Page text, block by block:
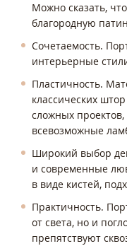
Можно сказать,
благородную
Сочетаемость.
интерьерные
Пластичность.
классических
сложных проектов,
всевозможные
Широкий выбор
и современные
в виде кистей,
Практичность.
от света, но и
препятствуют